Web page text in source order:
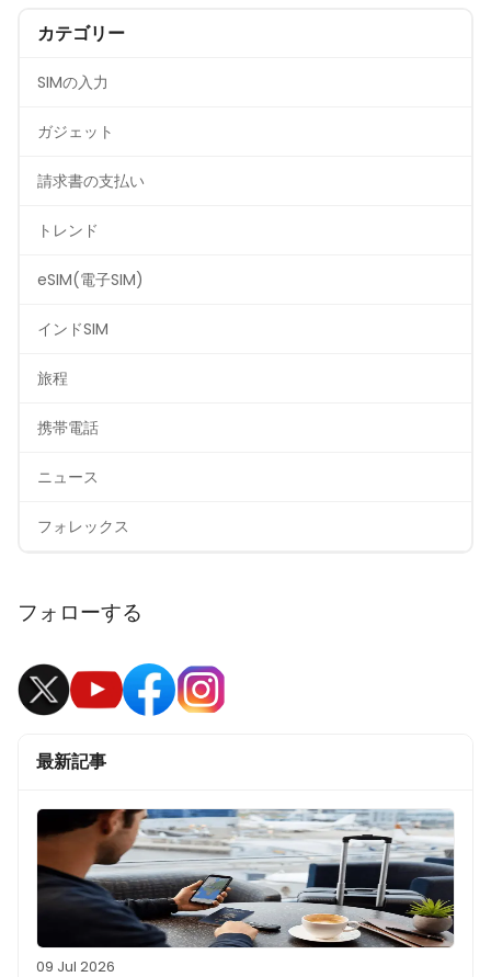
カテゴリー
SIMの入力
ガジェット
請求書の支払い
トレンド
eSIM(電子SIM)
インドSIM
旅程
携帯電話
ニュース
フォレックス
フォローする
最新記事
09 Jul 2026